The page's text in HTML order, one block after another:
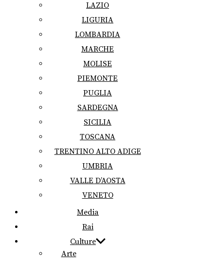
LAZIO
LIGURIA
LOMBARDIA
MARCHE
MOLISE
PIEMONTE
PUGLIA
SARDEGNA
SICILIA
TOSCANA
TRENTINO ALTO ADIGE
UMBRIA
VALLE D’AOSTA
VENETO
Media
Rai
Culture
Arte